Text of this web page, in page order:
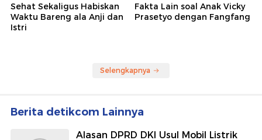
Sehat Sekaligus Habiskan
Waktu Bareng ala Anji dan
Istri
Fakta Lain soal Anak Vicky
Prasetyo dengan Fangfang
Selengkapnya
Berita detikcom Lainnya
Alasan DPRD DKI Usul Mobil Listrik